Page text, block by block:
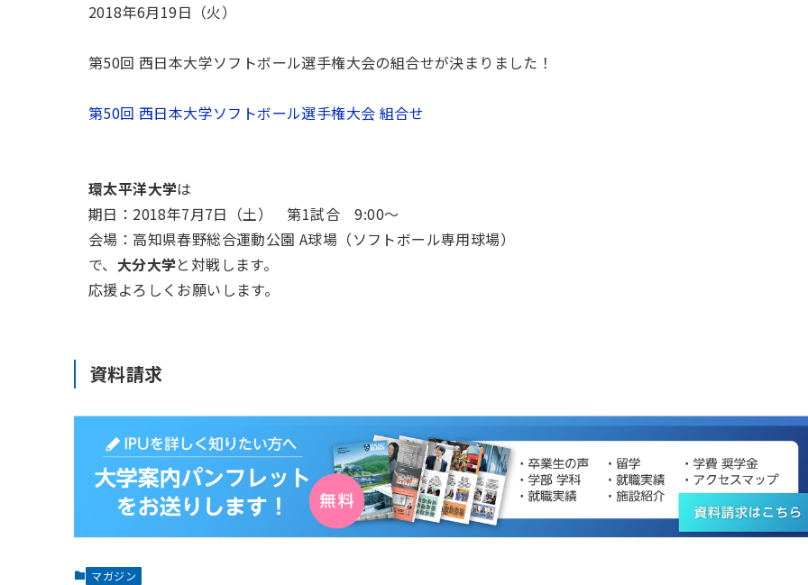
2018年6月19日（火）
第50回 西日本大学ソフトボール選手権大会の組合せが決まりました！
第50回 西日本大学ソフトボール選手権大会 組合せ
環太平洋大学は
期日：2018年7月7日（土） 第1試合 9:00～
会場：高知県春野総合運動公園 A球場（ソフトボール専用球場）
で、 大分大学と対戦します。
応援よろしくお願いします。
資料請求
マガジン